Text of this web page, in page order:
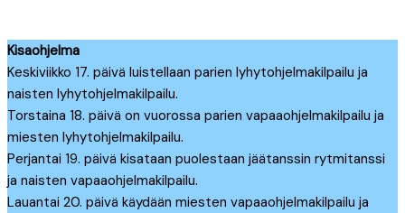
Kisaohjelma
Keskiviikko 17. päivä luistellaan parien lyhytohjelmakilpailu ja
naisten lyhytohjelmakilpailu.
Torstaina 18. päivä on vuorossa parien vapaaohjelmakilpailu ja
miesten lyhytohjelmakilpailu.
Perjantai 19. päivä kisataan puolestaan jäätanssin rytmitanssi
ja naisten vapaaohjelmakilpailu.
Lauantai 20. päivä käydään miesten vapaaohjelmakilpailu ja